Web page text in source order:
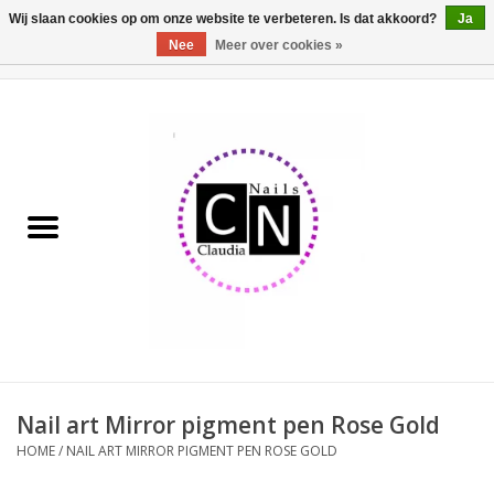
Pedicure producten
Acrylpoeder
Nail art Mirror pigment pen Rose Gold
HOME/ NAIL ART MIRROR PIGMENT PEN ROSE GOLD
Wij slaan cookies op om onze website te verbeteren. Is dat akkoord?
Ja
Nee
Meer over cookies »